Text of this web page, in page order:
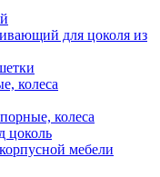
для цоколя из
колеса
колеса
цоколь
мебели